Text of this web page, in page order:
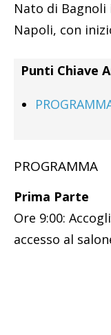
Nato di Bagnoli
Napoli, con
Punti Chiave
PROGRAMMA
Prima Parte
Ore 9:00:
accesso al